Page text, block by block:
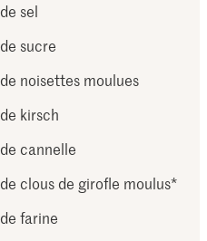
de sel
de sucre
de noisettes moulues
de kirsch
de cannelle
de clous de girofle moulus*
de farine